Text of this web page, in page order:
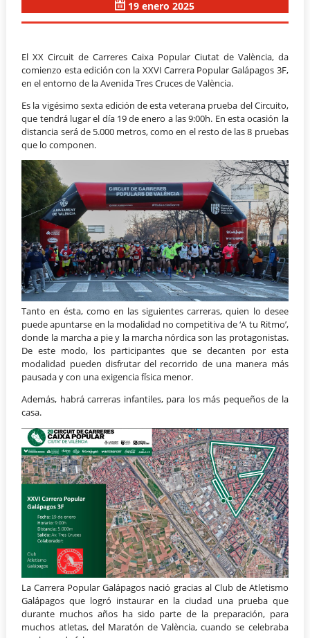
19 enero 2025
El XX Circuit de Carreres Caixa Popular Ciutat de València, da
comienzo esta edición con la XXVI Carrera Popular Galápagos 3F,
en el entorno de la Avenida Tres Cruces de València.
Es la vigésimo sexta edición de esta veterana prueba del Circuito,
que tendrá lugar el día 19 de enero a las 9:00h. En esta ocasión la
distancia será de 5.000 metros, como en el resto de las 8 pruebas
que lo componen.
Tanto en ésta, como en las siguientes carreras, quien lo desee
puede apuntarse en la modalidad no competitiva de ‘A tu Ritmo’,
donde la marcha a pie y la marcha nórdica son las protagonistas.
De este modo, los participantes que se decanten por esta
modalidad pueden disfrutar del recorrido de una manera más
pausada y con una exigencia física menor.
Además, habrá carreras infantiles, para los más pequeños de la
casa.
La Carrera Popular Galápagos nació gracias al Club de Atletismo
Galápagos que logró instaurar en la ciudad una prueba que
durante muchos años ha sido parte de la preparación, para
muchos atletas, del Maratón de València, cuando se celebraba